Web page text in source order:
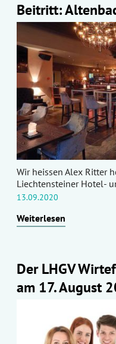
Beitritt:
Wir heissen Alex Ritter
Liechtensteiner Hotel-
13.09.2020
Weiterlesen
Der LHGV
am 17. August